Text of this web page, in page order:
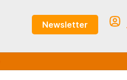
Newsletter